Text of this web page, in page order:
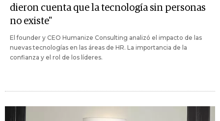
dieron cuenta que la tecnología sin personas
no existe"
El founder y CEO Humanize Consulting analizó el impacto de las
nuevas tecnologías en las áreas de HR. La importancia de la
confianza y el rol de los líderes.